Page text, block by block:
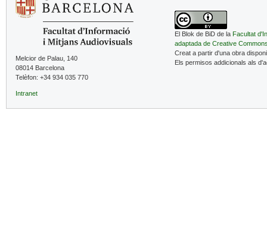
Melcior de Palau, 140
08014 Barcelona
Telèfon: +34 934 035 770
Intranet
El Blok de BiD de la Facultat
adaptada de Creative
Creat a partir d'una obra
Els permisos addicionals als